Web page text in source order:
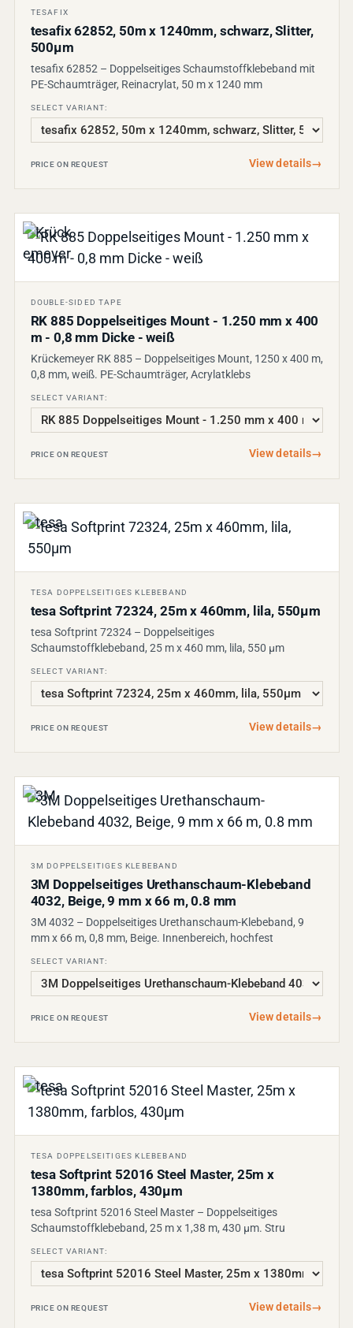
TESAFIX
tesafix 62852, 50m x 1240mm, schwarz, Slitter,
500µm
tesafix 62852 – Doppelseitiges Schaumstoffklebeband mit
PE-Schaumträger, Reinacrylat, 50 m x 1240 mm
SELECT VARIANT:
PRICE ON REQUEST View details→
DOUBLE-SIDED TAPE
RK 885 Doppelseitiges Mount - 1.250 mm x 400
m - 0,8 mm Dicke - weiß
Krückemeyer RK 885 – Doppelseitiges Mount, 1250 x 400 m,
0,8 mm, weiß. PE-Schaumträger, Acrylatklebs
SELECT VARIANT:
PRICE ON REQUEST View details→
TESA DOPPELSEITIGES KLEBEBAND
tesa Softprint 72324, 25m x 460mm, lila, 550µm
tesa Softprint 72324 – Doppelseitiges
Schaumstoffklebeband, 25 m x 460 mm, lila, 550 µm
SELECT VARIANT:
PRICE ON REQUEST View details→
3M DOPPELSEITIGES KLEBEBAND
3M Doppelseitiges Urethanschaum-Klebeband
4032, Beige, 9 mm x 66 m, 0.8 mm
3M 4032 – Doppelseitiges Urethanschaum-Klebeband, 9
mm x 66 m, 0,8 mm, Beige. Innenbereich, hochfest
SELECT VARIANT:
PRICE ON REQUEST View details→
TESA DOPPELSEITIGES KLEBEBAND
tesa Softprint 52016 Steel Master, 25m x
1380mm, farblos, 430µm
tesa Softprint 52016 Steel Master – Doppelseitiges
Schaumstoffklebeband, 25 m x 1,38 m, 430 µm. Stru
SELECT VARIANT:
PRICE ON REQUEST View details→